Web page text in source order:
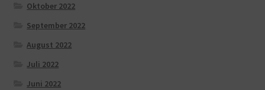
Oktober 2022
September 2022
August 2022
Juli 2022
Juni 2022